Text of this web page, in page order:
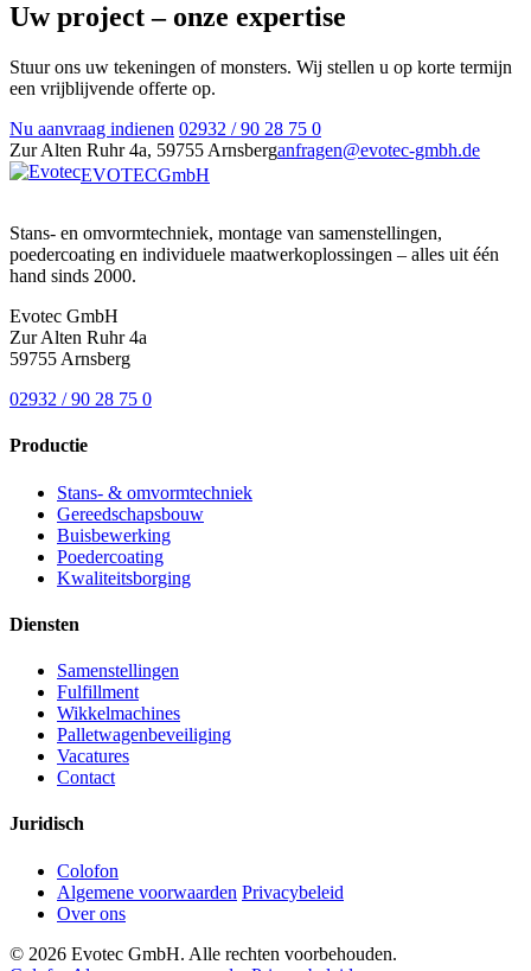
Uw project – onze expertise
Stuur ons uw tekeningen of monsters. Wij stellen u op korte termijn
een vrijblijvende offerte op.
Nu aanvraag indienen 02932 / 90 28 75 0
Zur Alten Ruhr 4a, 59755 Arnsberganfragen@evotec-gmbh.de
EVOTECGmbH
Stans- en omvormtechniek, montage van samenstellingen,
poedercoating en individuele maatwerkoplossingen – alles uit één
hand sinds 2000.
Evotec GmbH
Zur Alten Ruhr 4a
59755 Arnsberg
02932 / 90 28 75 0
Productie
Stans- & omvormtechniek
Gereedschapsbouw
Buisbewerking
Poedercoating
Kwaliteitsborging
Diensten
Samenstellingen
Fulfillment
Wikkelmachines
Palletwagenbeveiliging
Vacatures
Contact
Juridisch
Colofon
Algemene voorwaarden Privacybeleid
Over ons
© 2026 Evotec GmbH. Alle rechten voorbehouden.